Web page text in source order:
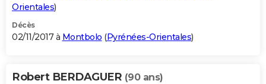
Orientales)
Décès
02/11/2017 à Montbolo (Pyrénées-Orientales)
Robert BERDAGUER (90 ans)